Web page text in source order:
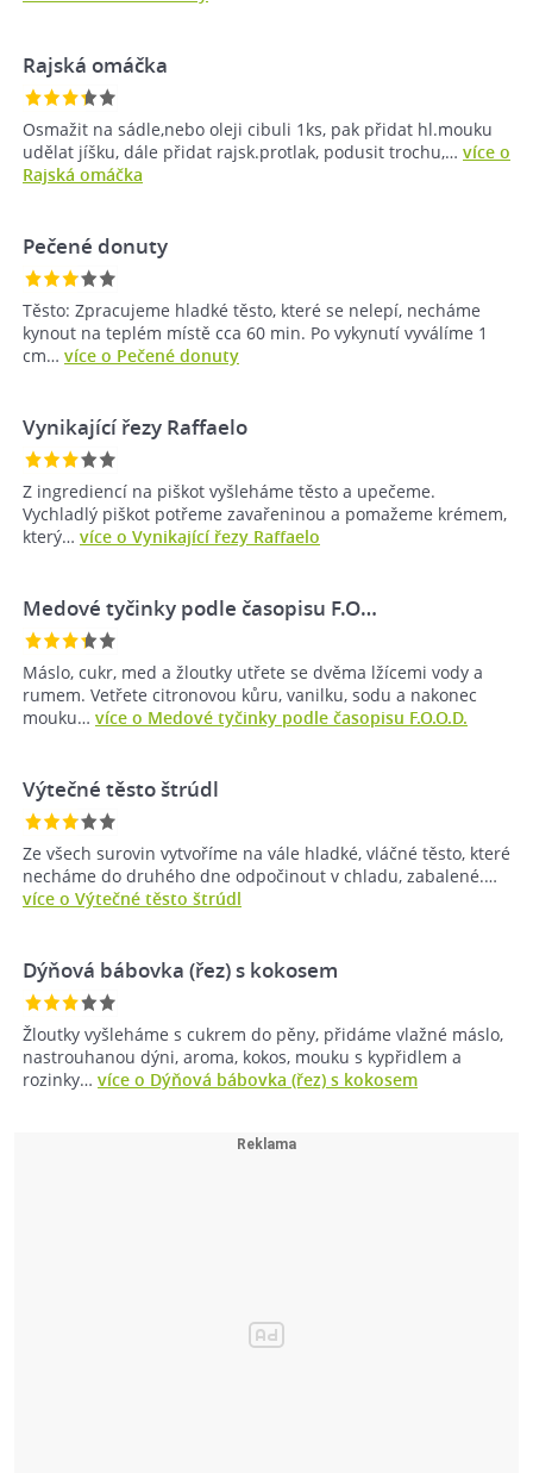
Rajská omáčka
Osmažit na sádle,nebo oleji cibuli 1ks, pak přidat hl.mouku
udělat jíšku, dále přidat rajsk.protlak, podusit trochu,… více o
Rajská omáčka
Pečené donuty
Těsto: Zpracujeme hladké těsto, které se nelepí, necháme
kynout na teplém místě cca 60 min. Po vykynutí vyválíme 1
cm… více o Pečené donuty
Vynikající řezy Raffaelo
Z ingrediencí na piškot vyšleháme těsto a upečeme.
Vychladlý piškot potřeme zavařeninou a pomažeme krémem,
který… více o Vynikající řezy Raffaelo
Medové tyčinky podle časopisu F.O…
Máslo, cukr, med a žloutky utřete se dvěma lžícemi vody a
rumem. Vetřete citronovou kůru, vanilku, sodu a nakonec
mouku… více o Medové tyčinky podle časopisu F.O.O.D.
Výtečné těsto štrúdl
Ze všech surovin vytvoříme na vále hladké, vláčné těsto, které
necháme do druhého dne odpočinout v chladu, zabalené.…
více o Výtečné těsto štrúdl
Dýňová bábovka (řez) s kokosem
Žloutky vyšleháme s cukrem do pěny, přidáme vlažné máslo,
nastrouhanou dýni, aroma, kokos, mouku s kypřidlem a
rozinky… více o Dýňová bábovka (řez) s kokosem